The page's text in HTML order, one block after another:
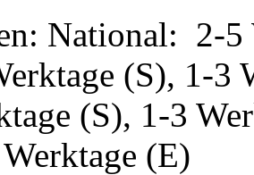
National: 2-5
(S), 1-3
(S), 1-3
(E)